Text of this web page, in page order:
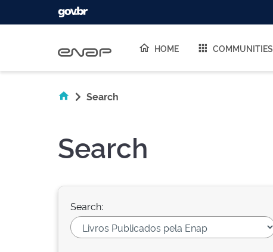
HOME COMMUNITIES
Search
Search
Search: